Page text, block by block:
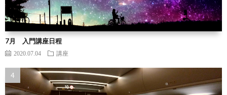
7月 入門講座日程
2020.07.04 講座